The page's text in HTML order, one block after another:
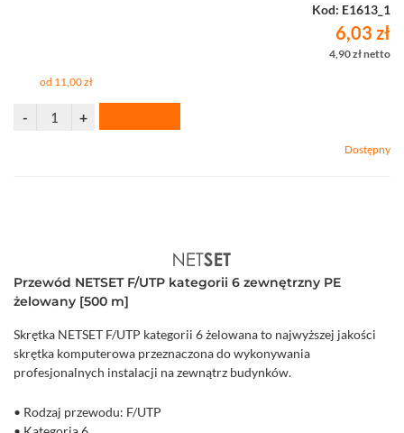
Kod: E1613_1
6,03 zł
4,90 zł netto
od 11,00 zł
Dostępny
Przewód NETSET F/UTP kategorii 6 zewnętrzny PE
żelowany [500 m]
Skrętka NETSET F/UTP kategorii 6 żelowana to najwyższej jakości
skrętka komputerowa przeznaczona do wykonywania
profesjonalnych instalacji na zewnątrz budynków.
• Rodzaj przewodu: F/UTP